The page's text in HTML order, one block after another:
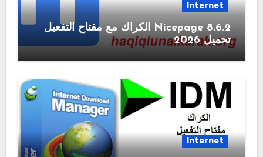
Internet
Nicepage 8.6.2 الكراك مع مفتاح التفعيل
تحميل 2026
Internet